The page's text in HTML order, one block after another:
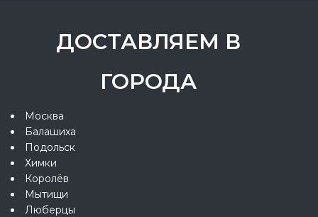
ДОСТАВЛЯЕМ В
ГОРОДА
Москва
Балашиха
Подольск
Химки
Королёв
Мытищи
Люберцы